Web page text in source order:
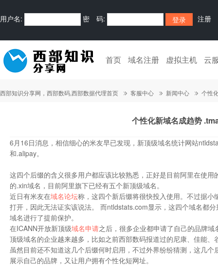
用户名: 密 码: 注册
首页 域名注册 虚拟主机 云
西部知识分享网，西部数码,西部数据代理首页 客服中心 新闻中心 个性
个性化新域名成趋势
6月16日消息，相信细心的米友早已发现，新顶级域名统计网站
和.alipay。
这四个后缀的含义很多用户都应该比较熟悉，正好是目前阿里在使
的.xin域名，目前阿里旗下已经有五个新顶级域名。
近日有米友在域名论坛称，这四个新后缀将很快投入使用。不过据
打开，因此无法证实该说法。 而ntldstats.com显示，这四个域名都
域名进行了提前保护。
在ICANN开放新顶级域名申请之后，很多企业都申请了自己的品牌
顶级域名的企业越来越多，比如之前西部数码报道过的尼康、佳能、
虽然目前还不知道这几个后缀何时启用，不过外界纷纷猜测，这几
展示自己的品牌，又让用户拥有个性化短网址。